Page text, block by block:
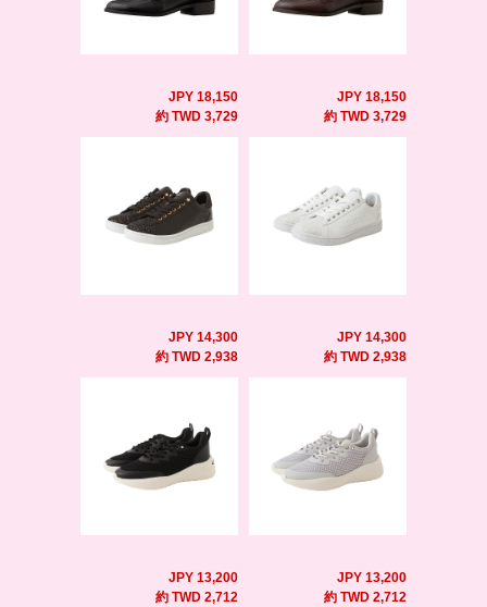
JPY 18,150
約 TWD 3,729
JPY 18,150
約 TWD 3,729
JPY 14,300
約 TWD 2,938
JPY 14,300
約 TWD 2,938
JPY 13,200
約 TWD 2,712
JPY 13,200
約 TWD 2,712